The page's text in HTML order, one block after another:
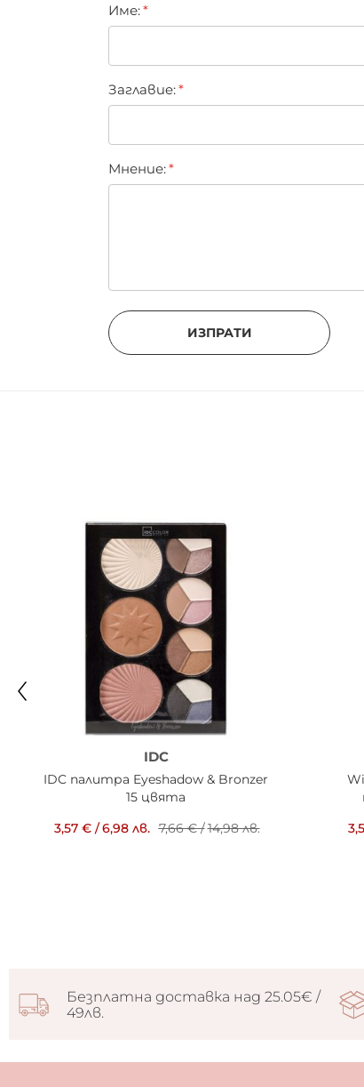
star
stars
stars
stars
stars
Име:
Заглавиe:
Мнение:
ИЗПРАТИ
IDC
IDC палитра Eyeshadow & Bronzer
15 цвята
3,57 €/6,98 лв. 7,66 €/14,98 лв.
Безплатна доставка над 25.05€ /
49лв.